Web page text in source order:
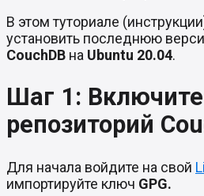
В этом туториале
установить последнюю
CouchDB на Ubuntu 20.04.
Шаг 1: Включите
репозиторий
Для начала войдите на свой
импортируйте ключ GPG.